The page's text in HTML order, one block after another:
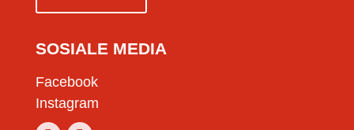
SOSIALE MEDIA
Facebook
Instagram